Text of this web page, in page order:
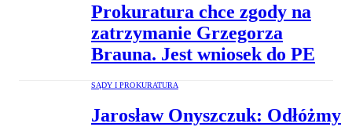
Prokuratura chce zgody na
zatrzymanie Grzegorza
Brauna. Jest wniosek do PE
SĄDY I PROKURATURA
Jarosław Onyszczuk: Odłóżmy